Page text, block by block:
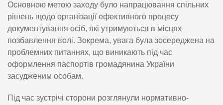
Основною метою заходу було напрацювання спільних
рішень щодо організації ефективного процесу
документування осіб, які утримуються в місцях
позбавлення волі. Зокрема, увага була зосереджена на
проблемних питаннях, що виникають під час
оформлення паспортів громадянина України
засудженим особам.
Під час зустрічі сторони розглянули нормативно-